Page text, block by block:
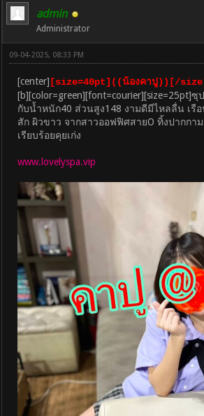
admin
Administrator
09-04-2025, 08:33 PM
[center] [size=40pt]((น้องคาปู))[/
[b][color=green][font=courier][size=25pt]ซุ
กับน้ำหนัก40 ส่วนสูง148 งามดีมีไหลลื่น เรือ
สัก ผิวขาว จากสาวออฟฟิศสายO ทิ้งปากกา
เรียบร้อยคุยเก่ง
www.lovelyspa.vip